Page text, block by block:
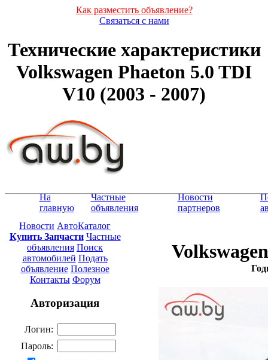
Как разместить объявление?
Связаться с нами
Технические характеристики
Volkswagen Phaeton 5.0 TDI
V10 (2003 - 2007)
На
главную
Частные
объявления
Новости
партнеров
Новости АвтоКаталог
Купить Запчасти Частные
объявления Поиск
автомобилей Подать
объявление Полезное
Контакты Форум
Авторизация
Логин:
Пароль: